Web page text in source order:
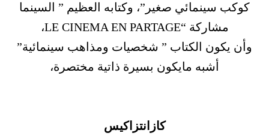
كوكب سينمائي صغير”، وكتابه العظيم ” السينما
مشاركة “LE CINEMA EN PARTAGE،
وأن يكون الكتاب ” شخصيات ومذاهب سينمائية”
أشبه مايكون بسيرة ذاتية مختصرة،
كازانتزاكيس